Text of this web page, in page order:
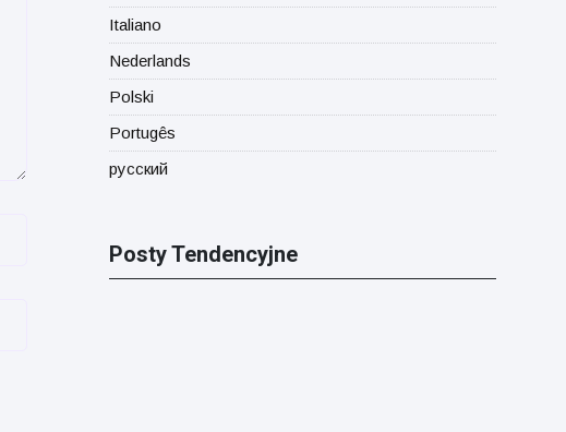
Italiano
Nederlands
Polski
Portugês
русский
Posty Tendencyjne